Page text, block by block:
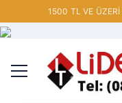
1500 TL VE ÜZERİ